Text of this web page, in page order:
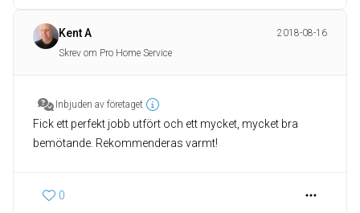
Kent A
2018-08-16
Skrev om Pro Home Service
Inbjuden av företaget
Fick ett perfekt jobb utfört och ett mycket, mycket bra
bemötande. Rekommenderas varmt!
0